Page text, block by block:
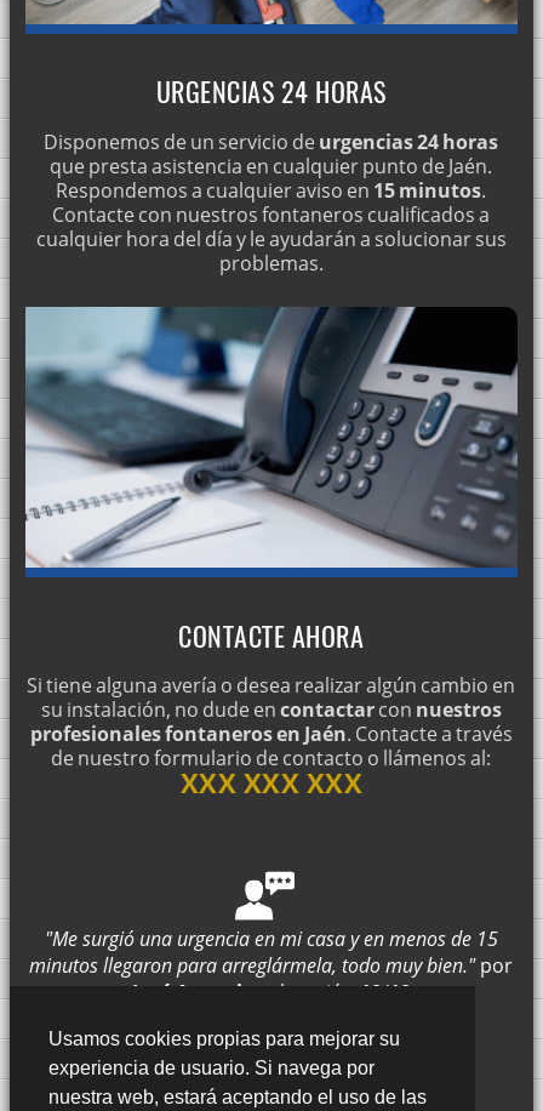
Usamos cookies propias para mejorar su
experiencia de usuario. Si navega por
nuestra web, estará aceptando el uso de las
URGENCIAS 24 HORAS
Disponemos de un servicio de urgencias 24 horas
que presta asistencia en cualquier punto de Jaén.
Respondemos a cualquier aviso en 15 minutos.
Contacte con nuestros fontaneros cualificados a
cualquier hora del día y le ayudarán a solucionar sus
problemas.
CONTACTE AHORA
Si tiene alguna avería o desea realizar algún cambio en
su instalación, no dude encontactarcon nuestros
profesionales fontaneros en Jaén. Contacte a través
de nuestro formulario de contacto o llámenos al:
XXX XXX XXX
"Me surgió una urgencia en mi casa y en menos de 15
minutos llegaron para arreglármela, todo muy bien." por
José Antonio
valoración 10 /10